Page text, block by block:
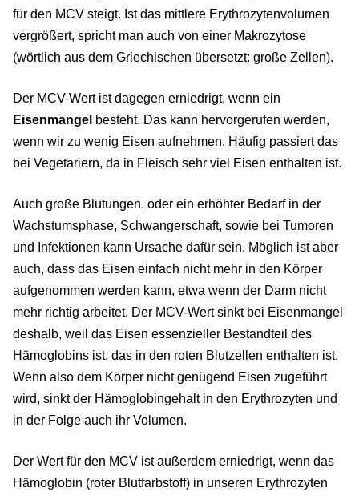
für den MCV steigt. Ist das mittlere Erythrozytenvolumen
vergrößert, spricht man auch von einer Makrozytose
(wörtlich aus dem Griechischen übersetzt: große Zellen).
Der MCV-Wert ist dagegen erniedrigt, wenn ein
Eisenmangel besteht. Das kann hervorgerufen werden,
wenn wir zu wenig Eisen aufnehmen. Häufig passiert das
bei Vegetariern, da in Fleisch sehr viel Eisen enthalten ist.
Auch große Blutungen, oder ein erhöhter Bedarf in der
Wachstumsphase, Schwangerschaft, sowie bei Tumoren
und Infektionen kann Ursache dafür sein. Möglich ist aber
auch, dass das Eisen einfach nicht mehr in den Körper
aufgenommen werden kann, etwa wenn der Darm nicht
mehr richtig arbeitet. Der MCV-Wert sinkt bei Eisenmangel
deshalb, weil das Eisen essenzieller Bestandteil des
Hämoglobins ist, das in den roten Blutzellen enthalten ist.
Wenn also dem Körper nicht genügend Eisen zugeführt
wird, sinkt der Hämoglobingehalt in den Erythrozyten und
in der Folge auch ihr Volumen.
Der Wert für den MCV ist außerdem erniedrigt, wenn das
Hämoglobin (roter Blutfarbstoff) in unseren Erythrozyten